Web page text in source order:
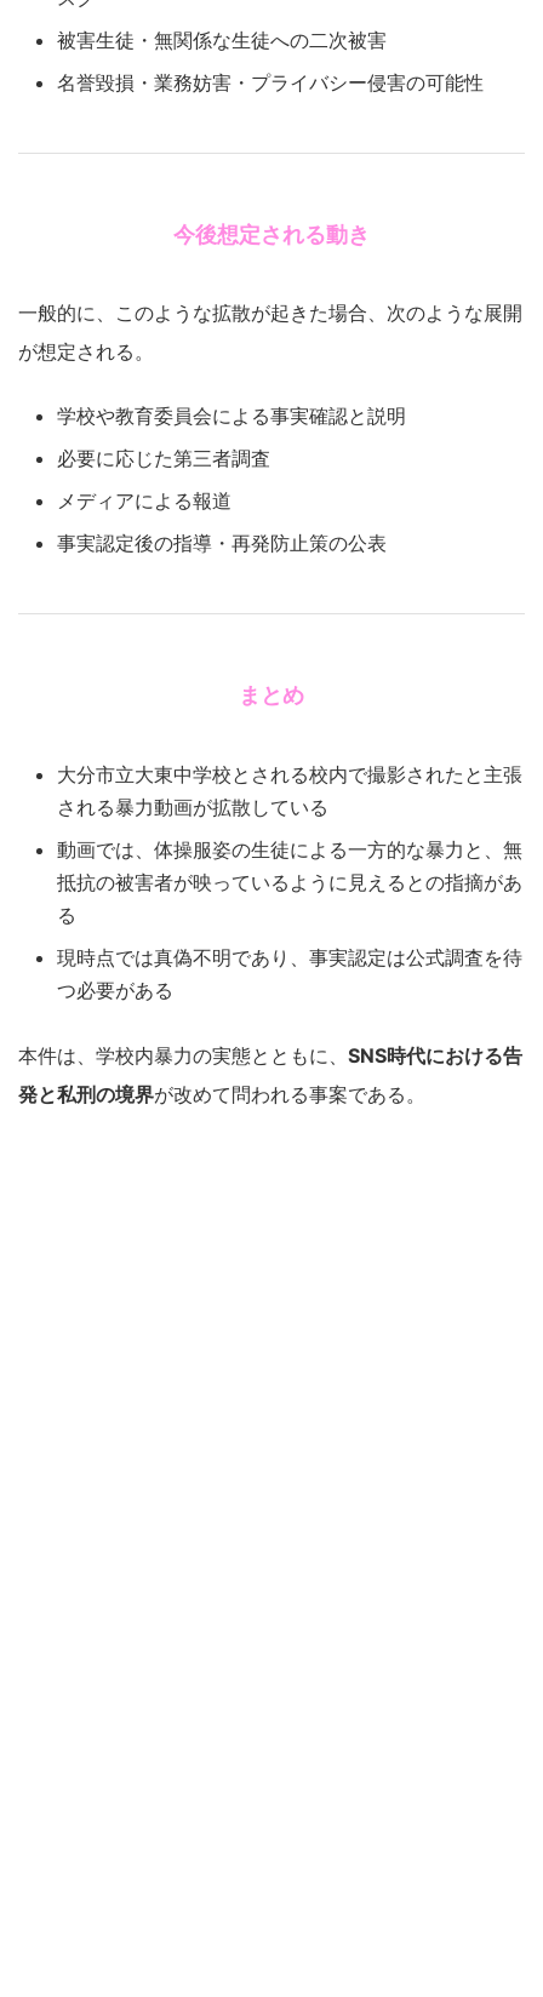
被害生徒・無関係な生徒への二次被害
名誉毀損・業務妨害・プライバシー侵害の可能性
今後想定される動き
一般的に、このような拡散が起きた場合、次のような展開
が想定される。
学校や教育委員会による事実確認と説明
必要に応じた第三者調査
メディアによる報道
事実認定後の指導・再発防止策の公表
まとめ
大分市立大東中学校とされる校内で撮影されたと主張
される暴力動画が拡散している
動画では、体操服姿の生徒による一方的な暴力と、無
抵抗の被害者が映っているように見えるとの指摘があ
る
現時点では真偽不明であり、事実認定は公式調査を待
つ必要がある
本件は、学校内暴力の実態とともに、 SNS時代における告
発と私刑の境界が改めて問われる事案である。